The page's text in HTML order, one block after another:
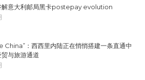
解意大利邮局黑卡postepay evolution
China”：西西里内陆正在悄悄搭建一条直通中
贸与旅游通道